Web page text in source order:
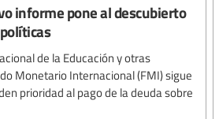
informe pone al descubierto
de la Educación y otras
Monetario Internacional (FMI) sigue
prioridad al pago de la deuda sobre